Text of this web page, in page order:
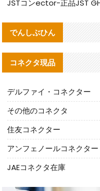
でんしぶひん
コネクタ現品
デルファイ・コネクター
その他のコネクタ
住友コネクター
アンフェノールコネクター
JAEコネクタ在庫